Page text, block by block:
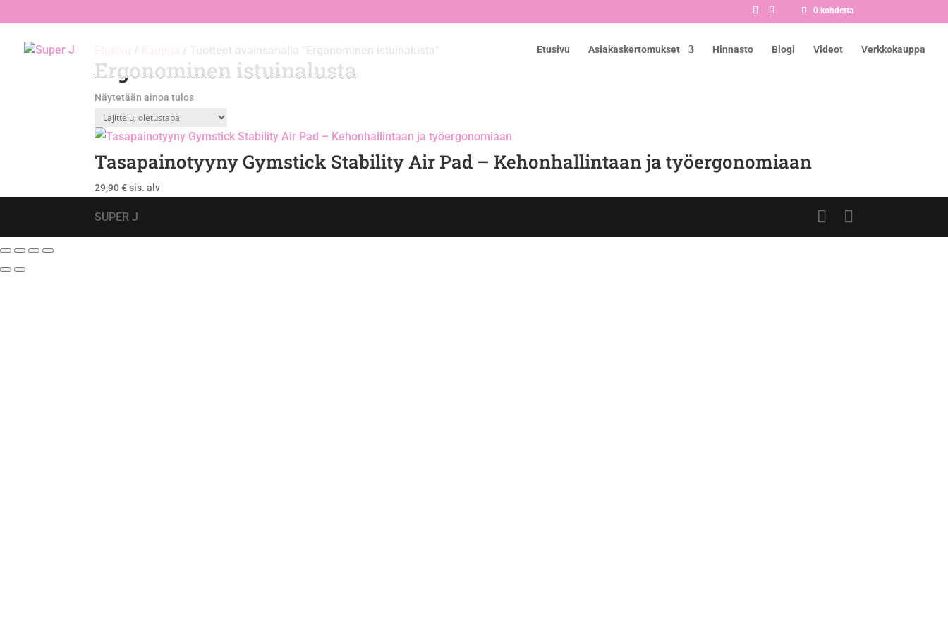
0 kohdetta
Etusivu Asiakaskertomukset Hinnasto Blogi Videot Verkkokauppa
Ergonominen istuinalusta
Näytetään ainoa tulos
Tasapainotyyny Gymstick Stability Air Pad – Kehonhallintaan ja työergonomiaan
29,90€ sis. alv
SUPER J